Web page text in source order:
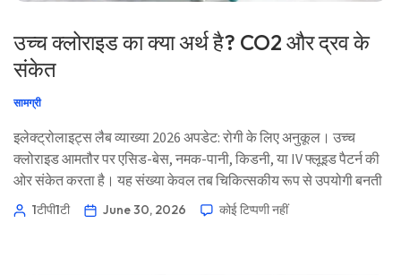
उच्च क्लोराइड का क्या अर्थ है? CO2 और द्रव के
संकेत
सामग्री
इलेक्ट्रोलाइट्स लैब व्याख्या 2026 अपडेट: रोगी के लिए अनुकूल। उच्च
क्लोराइड आमतौर पर एसिड-बेस, नमक-पानी, किडनी, या IV फ्लूइड पैटर्न की
ओर संकेत करता है। यह संख्या केवल तब चिकित्सकीय रूप से उपयोगी बनती
है जब इसे CO2/बाइकार्बोनेट, सोडियम, क्रिएटिनिन, eGFR, BUN, और हाल
1टीपी1टी June 30, 2026 कोई टिप्पणी नहीं